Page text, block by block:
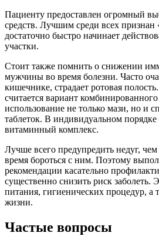
Пациенту предоставлен огромный
средств. Лучшим среди всех
достаточно быстро начинает
участки.
Стоит также помнить о снижении
мужчины во время болезни. Часто
кишечнике, страдает ротовая
считается вариант
использование не только мази, но и
таблеток. В индивидуальном порядке
витаминный комплекс.
Лучше всего предупредить недуг,
время бороться с ним. Поэтому
рекомендации касательно
существенно снизить риск заболеть.
питания, гигиенических процедур, а
жизни.
Частые вопросы